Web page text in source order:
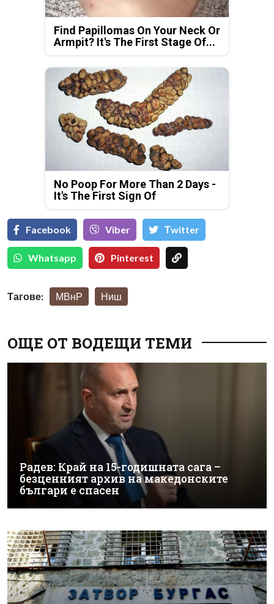
Find Papillomas On Your Neck Or
Armpit? It's The First Stage Of...
No Poop For More Than 2 Days -
It's The First Sign Of
Facebook Viber Тwitter
Whatsapp Pinterest
Тагове: МВнР Ниш
ОЩЕ ОТ ВОДЕЩИ ТЕМИ
Радев: Край на 15-годишната сага –
безценният архив на македонските
българи е спасен